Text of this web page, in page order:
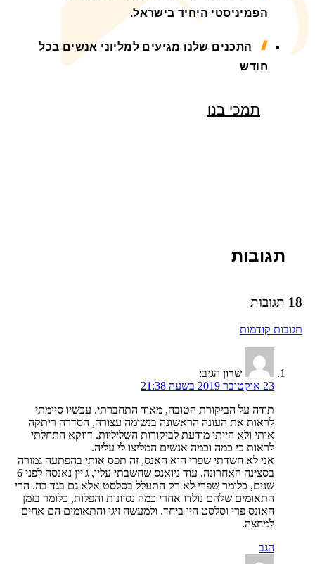
הפמיניסטי היחיד בישראל.
התכנים שלנו מגיעים למליוני אנשים בכל
חודש
תמכי בנו
תגובות
18 תגובות
ניווט
בתגובות
תגובות קודמות
שרון הגיב:
23 אוקטובר 2019 בשעה 21:38
תודה על הביקורת הטובה, מאוד התחברתי. עכשיו סיימתי
לראות את העונה הראשונה בנשימה עצורה, הסדרה ריתקה
אותי ולא הייתי מודעת לביקורות השליליות. דווקא התחלתי
לראות כי כמה וכמה אנשים המליצו לי עליה.
אני לא חשדתי שפרי הוא האנס, זה תפס אותי בהפתעה גמורה
בסצינה האחרונה. עוד ניואנס שחשבתי עליו, ג'יין נאנסה לפני 6
שנים, כלומר שפרי לא רק התעלל בסלסט אלא גם בגד בה. הרי
התאומים שלהם נולדו אחרי כמה נסיונות והפלות, כלומר בזמן
האונס פרי וסלסט היו ביחד. ולמעשה זיגי והתאומים הם אחים
למחצה.
הגב